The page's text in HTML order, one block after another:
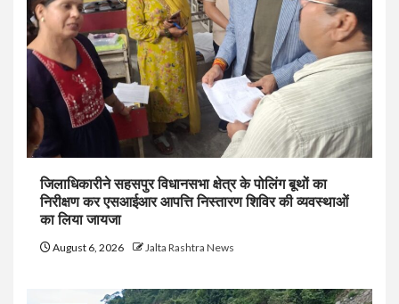
जिलाधिकारीने सहसपुर विधानसभा क्षेत्र के पोलिंग बूथों का
निरीक्षण कर एसआईआर आपत्ति निस्तारण शिविर की व्यवस्थाओं
का लिया जायजा
August 6, 2026 Jalta Rashtra News